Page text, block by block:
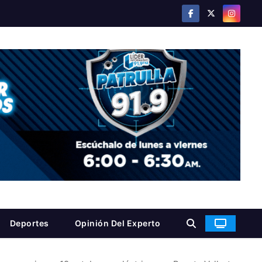
Deportes Opinión Del Experto